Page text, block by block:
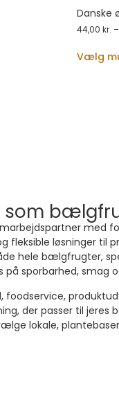
Danske
44,00 kr. –
Vælg
med
løsninger til
hele bælgfrugter,
sporbarhed, smag
foodservice,
der passer til jeres
lokale,